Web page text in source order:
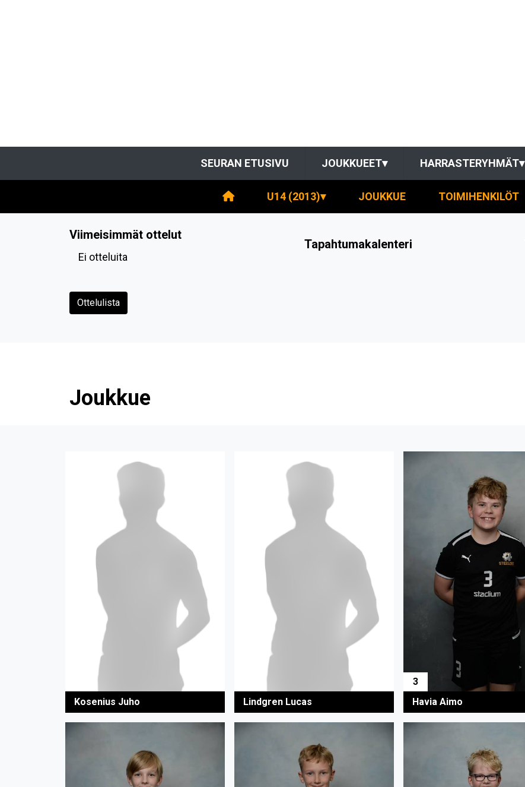
SEURAN ETUSIVU JOUKKUEET▾ HARRASTERYHMÄT▾
U14 (2013)▾ JOUKKUE TOIMIHENKILÖT
Viimeisimmät ottelut
Ei otteluita
Ottelulista
Tapahtumakalenteri
Joukkue
Kosenius Juho Lindgren Lucas
3
Havia Aimo